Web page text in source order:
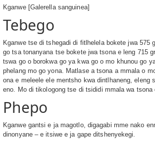
Kganwe [Galerella sanguinea]
Tebego
Kganwe tse di tshegadi di fitlhelela bokete jwa 575
go tsa tonanyana tse bokete jwa tsona e leng 715
tswa go o borokwa go ya kwa go o mo khunou go
phelang mo go yona. Matlase a tsona a mmala o
ona e meleele ele mentsho kwa dintlhaneng, eleng
eno. Mo di tikologong tse di tsididi mmala wa tsona
Phepo
Kganwe gantsi e ja magotlo, digagabi mme nako
dinonyane – e itsiwe e ja gape ditshenyekegi.